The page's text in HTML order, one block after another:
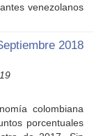
venezolanos
2018
colombiana
porcentuales